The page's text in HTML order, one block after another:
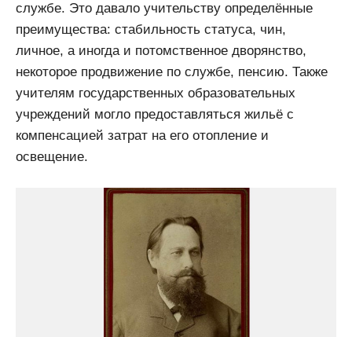
службе. Это давало учительству определённые
преимущества: стабильность статуса, чин,
личное, а иногда и потомственное дворянство,
некоторое продвижение по службе, пенсию. Также
учителям государственных образовательных
учреждений могло предоставляться жильё с
компенсацией затрат на его отопление и
освещение.